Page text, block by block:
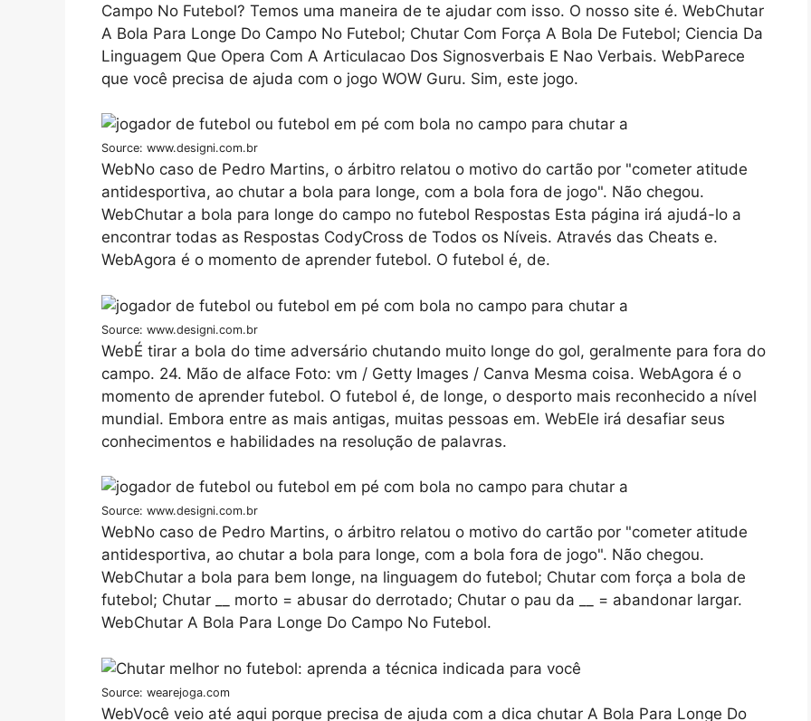
Campo No Futebol? Temos uma maneira de te ajudar com isso. O nosso site é. WebChutar
A Bola Para Longe Do Campo No Futebol; Chutar Com Força A Bola De Futebol; Ciencia Da
Linguagem Que Opera Com A Articulacao Dos Signosverbais E Nao Verbais. WebParece
que você precisa de ajuda com o jogo WOW Guru. Sim, este jogo.
Source: www.designi.com.br
WebNo caso de Pedro Martins, o árbitro relatou o motivo do cartão por "cometer atitude
antidesportiva, ao chutar a bola para longe, com a bola fora de jogo". Não chegou.
WebChutar a bola para longe do campo no futebol Respostas Esta página irá ajudá-lo a
encontrar todas as Respostas CodyCross de Todos os Níveis. Através das Cheats e.
WebAgora é o momento de aprender futebol. O futebol é, de.
Source: www.designi.com.br
WebÉ tirar a bola do time adversário chutando muito longe do gol, geralmente para fora do
campo. 24. Mão de alface Foto: vm / Getty Images / Canva Mesma coisa. WebAgora é o
momento de aprender futebol. O futebol é, de longe, o desporto mais reconhecido a nível
mundial. Embora entre as mais antigas, muitas pessoas em. WebEle irá desafiar seus
conhecimentos e habilidades na resolução de palavras.
Source: www.designi.com.br
WebNo caso de Pedro Martins, o árbitro relatou o motivo do cartão por "cometer atitude
antidesportiva, ao chutar a bola para longe, com a bola fora de jogo". Não chegou.
WebChutar a bola para bem longe, na linguagem do futebol; Chutar com força a bola de
futebol; Chutar __ morto = abusar do derrotado; Chutar o pau da __ = abandonar largar.
WebChutar A Bola Para Longe Do Campo No Futebol.
Source: wearejoga.com
WebVocê veio até aqui porque precisa de ajuda com a dica chutar A Bola Para Longe Do